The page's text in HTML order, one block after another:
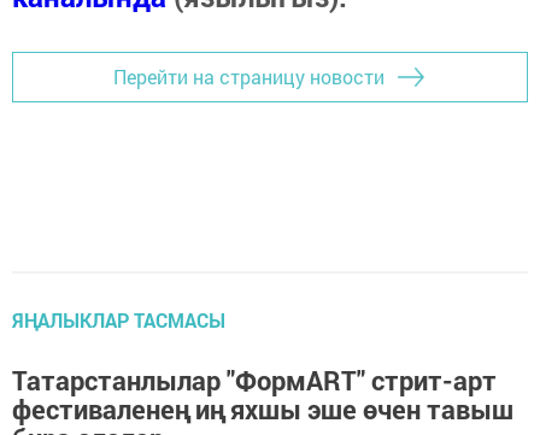
Перейти на страницу новости
ЯҢАЛЫКЛАР ТАСМАСЫ
Татарстанлылар "ФормARТ" стрит-арт
фестиваленең иң яхшы эше өчен тавыш